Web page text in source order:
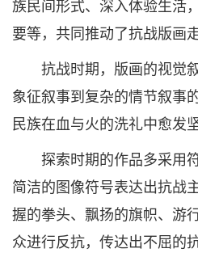
族民间形式、深入体验生活
要等，共同推动了抗战版画
抗战时期，版画的视觉
象征叙事到复杂的情节叙事
民族在血与火的洗礼中愈发
探索时期的作品多采用
简洁的图像符号表达出抗战
握的拳头、飘扬的旗帜、游
众进行反抗，传达出不屈的